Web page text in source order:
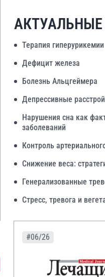
Терапия гиперурикемии
Дефицит железа
Болезнь Альцгеймера
Депрессивные
Нарушения сна как
заболеваний
Контроль
Снижение веса:
Генерализованные
Стресс, тревога и
#06/26